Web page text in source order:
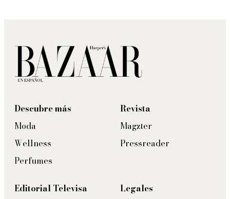
Descubre más
Moda
Wellness
Perfumes
Revista
Magzter
Pressreader
Editorial Televisa
Legales